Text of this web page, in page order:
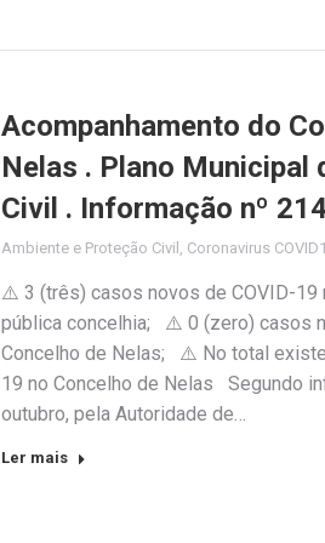
Acompanhamento do
Nelas . Plano Municipal
Civil . Informação nº
Ambiente e Proteção Civil , Coronavirus
⚠️ 3 (três) casos novos de COVID-19
pública concelhia; ⚠️ 0 (zero) casos
Concelho de Nelas; ⚠️ No total
19 no Concelho de Nelas Segundo
outubro, pela Autoridade de…
Ler mais